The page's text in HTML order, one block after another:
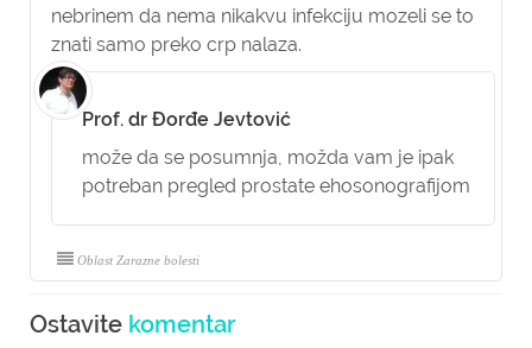
nebrinem da nema nikakvu infekciju mozeli se to
znati samo preko crp nalaza.
Prof. dr Đorđe Jevtović
može da se posumnja, možda vam je ipak
potreban pregled prostate ehosonografijom
Oblast Zarazne bolesti
Ostavite komentar